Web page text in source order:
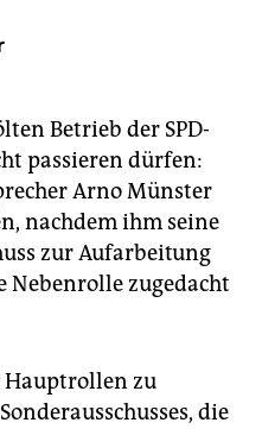
Betrieb der SPD-
passieren dürfen:
Arno Münster
nachdem ihm seine
zur Aufarbeitung
Nebenrolle zugedacht
Hauptrollen zu
die